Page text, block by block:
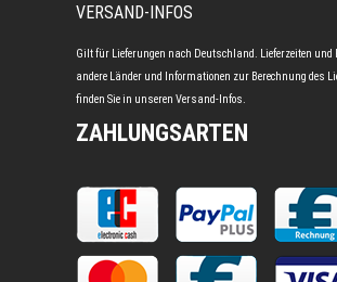
VERSAND-INFOS
Gilt für Lieferungen nach Deutschland. Lieferzeiten und
andere Länder und Informationen zur Berechnung des
finden Sie in unseren Versand-Infos
ZAHLUNGSARTEN